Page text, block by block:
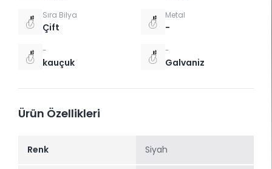
Sıra Bilya
Çift
Metal
-
-
kauçuk
-
Galvaniz
Ürün Özellikleri
Renk Siyah